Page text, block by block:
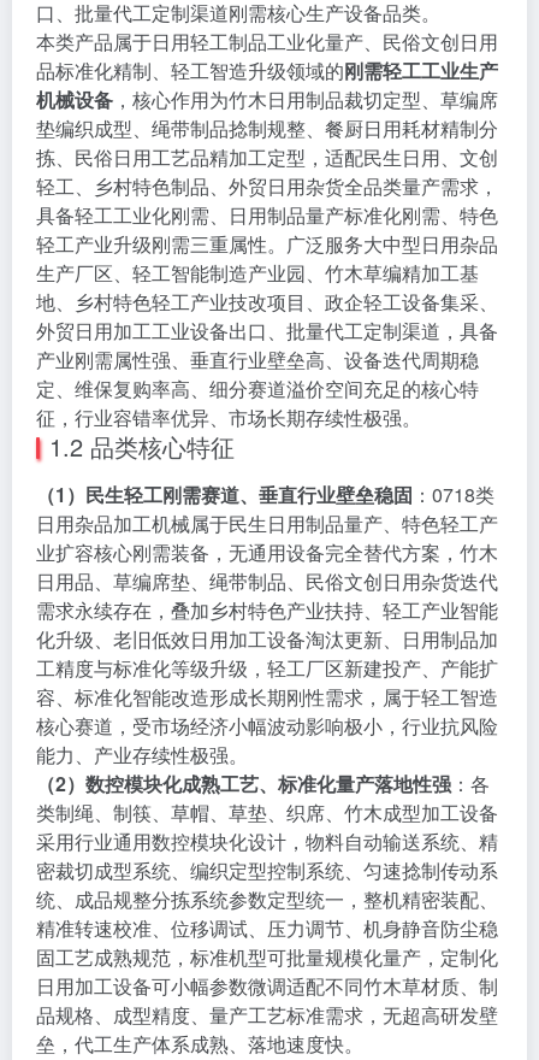
口、批量代工定制渠道刚需核心生产设备品类。
本类产品属于日用轻工制品工业化量产、民俗文创日用
品标准化精制、轻工智造升级领域的刚需轻工工业生产
机械设备 ，核心作用为竹木日用制品裁切定型、草编席
垫编织成型、绳带制品捻制规整、餐厨日用耗材精制分
拣、民俗日用工艺品精加工定型，适配民生日用、文创
轻工、乡村特色制品、外贸日用杂货全品类量产需求，
具备轻工工业化刚需、日用制品量产标准化刚需、特色
轻工产业升级刚需三重属性。广泛服务大中型日用杂品
生产厂区、轻工智能制造产业园、竹木草编精加工基
地、乡村特色轻工产业技改项目、政企轻工设备集采、
外贸日用加工工业设备出口、批量代工定制渠道，具备
产业刚需属性强、垂直行业壁垒高、设备迭代周期稳
定、维保复购率高、细分赛道溢价空间充足的核心特
征，行业容错率优异、市场长期存续性极强。
1.2 品类核心特征
（1）民生轻工刚需赛道、垂直行业壁垒稳固 ：0718类
日用杂品加工机械属于民生日用制品量产、特色轻工产
业扩容核心刚需装备，无通用设备完全替代方案，竹木
日用品、草编席垫、绳带制品、民俗文创日用杂货迭代
需求永续存在，叠加乡村特色产业扶持、轻工产业智能
化升级、老旧低效日用加工设备淘汰更新、日用制品加
工精度与标准化等级升级，轻工厂区新建投产、产能扩
容、标准化智能改造形成长期刚性需求，属于轻工智造
核心赛道，受市场经济小幅波动影响极小，行业抗风险
能力、产业存续性极强。
（2）数控模块化成熟工艺、标准化量产落地性强 ：各
类制绳、制筷、草帽、草垫、织席、竹木成型加工设备
采用行业通用数控模块化设计，物料自动输送系统、精
密裁切成型系统、编织定型控制系统、匀速捻制传动系
统、成品规整分拣系统参数定型统一，整机精密装配、
精准转速校准、位移调试、压力调节、机身静音防尘稳
固工艺成熟规范，标准机型可批量规模化量产，定制化
日用加工设备可小幅参数微调适配不同竹木草材质、制
品规格、成型精度、量产工艺标准需求，无超高研发壁
垒，代工生产体系成熟、落地速度快。